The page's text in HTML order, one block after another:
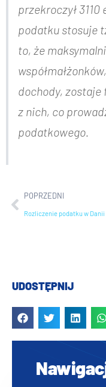
przekroczył
podatku stosuje
to, że
dochody,
z nich, co
podatkowego.
POPRZEDNI
Rozliczenie podatku w Danii
UDOSTĘPNIJ